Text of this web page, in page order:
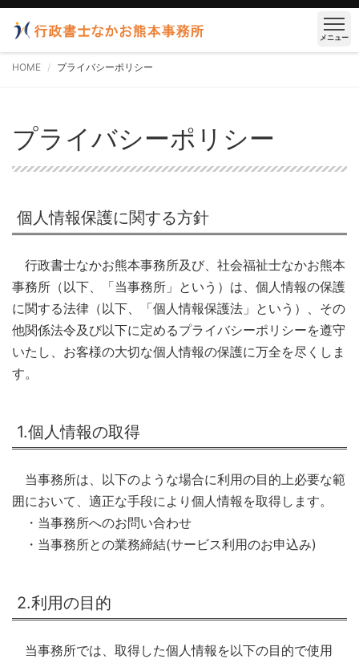
メニュー
HOME プライバシーポリシー
プライバシーポリシー
個人情報保護に関する方針
行政書士なかお熊本事務所及び、社会福祉士なかお熊本
事務所（以下、「当事務所」という）は、個人情報の保護
に関する法律（以下、「個人情報保護法」という）、その
他関係法令及び以下に定めるプライバシーポリシーを遵守
いたし、お客様の大切な個人情報の保護に万全を尽くしま
す。
1.個人情報の取得
当事務所は、以下のような場合に利用の目的上必要な範
囲において、適正な手段により個人情報を取得します。
・当事務所へのお問い合わせ
・当事務所との業務締結(サービス利用のお申込み)
2.利用の目的
当事務所では、取得した個人情報を以下の目的で使用